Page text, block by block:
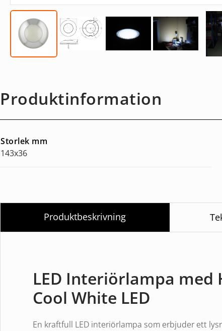
Produktinformation
Storlek mm
143x36
Produktbeskrivning
LED Interiörlampa med
Cool White LED
En kraftfull LED interiörlampa som erbjuder ett